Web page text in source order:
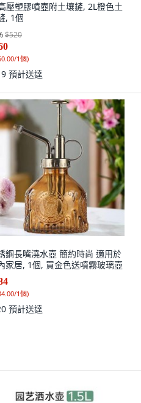
壓塑膠噴壺附土壤鏟, 2L橙色土
, 1個
$520
1個)
預計送達
鋼長嘴澆水壺 簡約時尚 適用於
家居, 1個, 買金色送噴霧玻璃壺
1個)
預計送達